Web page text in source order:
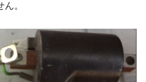
。